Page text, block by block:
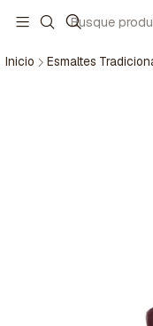
Inicio Esmaltes